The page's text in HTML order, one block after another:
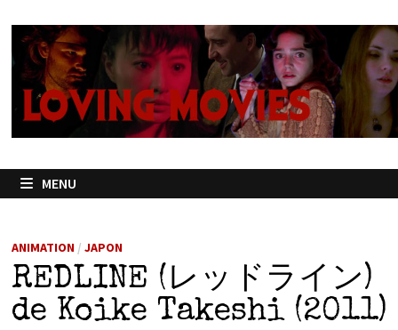
contenu
MENU
ANIMATION/ JAPON
REDLINE (レッドライン)
de Koike Takeshi (2011)